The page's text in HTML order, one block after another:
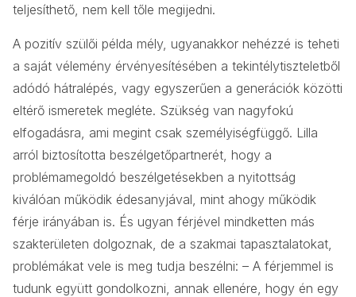
teljesíthető, nem kell tőle megijedni.
A pozitív szülői példa mély, ugyanakkor nehézzé is teheti
a saját vélemény érvényesítésében a tekintélytiszteletből
adódó hátralépés, vagy egyszerűen a generációk közötti
eltérő ismeretek megléte. Szükség van nagyfokú
elfogadásra, ami megint csak személyiségfüggő. Lilla
arról biztosította beszélgetőpartnerét, hogy a
problémamegoldó beszélgetésekben a nyitottság
kiválóan működik édesanyjával, mint ahogy működik
férje irányában is. És ugyan férjével mindketten más
szakterületen dolgoznak, de a szakmai tapasztalatokat,
problémákat vele is meg tudja beszélni: – A férjemmel is
tudunk együtt gondolkozni, annak ellenére, hogy én egy